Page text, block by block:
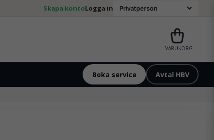
Skapa kontoLogga in
VARUKORG
Boka service Avtal HBV